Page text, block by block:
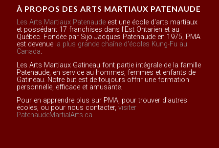
À PROPOS DES ARTS MARTIAUX PATENAUDE
Les Arts Martiaux Patenaudeest une école d'arts martiaux
et possédant 17 franchises dans l'Est Ontarien et au
Québec. Fondée par Sijo Jacques Patenaude en 1975, PMA
est devenue la plus grande chaîne d'écoles Kung-Fu au
Canada.
Les Arts Martiaux Gatineau font partie intégrale de la famille
Patenaude, en service au hommes, femmes et enfants de
Gatineau. Notre but est de toujours offrir une formation
personnelle, efficace et amusante.
Pour en apprendre plus sur PMA, pour trouver d'autres
écoles, ou pour nous contacter, visiter
PatenaudeMartialArts.ca